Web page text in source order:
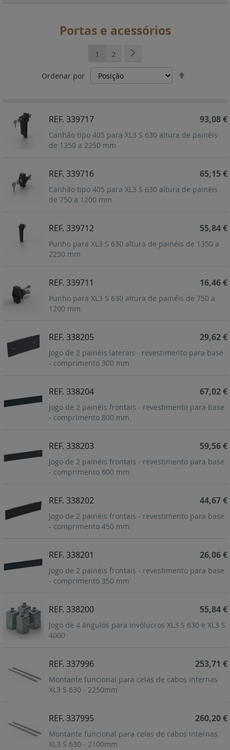
Portas e acessórios
Está de momento a ler a página
1 Página
2
Ordenar por
REF. 339717
Canhão tipo 405 para XL3 S 630 altura de painéis
de 1350 a 2250 mm
93,08 €
REF. 339716
Canhão tipo 405 para XL3 S 630 altura de painéis
de 750 a 1200 mm
65,15 €
REF. 339712
Punho para XL3 S 630 altura de painéis de 1350 a
2250 mm
55,84 €
REF. 339711
Punho para XL3 S 630 altura de painéis de 750 a
1200 mm
16,46 €
REF. 338205
Jogo de 2 painéis laterais - revestimento para base
- comprimento 300 mm
29,62 €
REF. 338204
Jogo de 2 painéis frontais - revestimento para base
- comprimento 800 mm
67,02 €
REF. 338203
Jogo de 2 painéis frontais - revestimento para base
- comprimento 600 mm
59,56 €
REF. 338202
Jogo de 2 painéis frontais - revestimento para base
- comprimento 450 mm
44,67 €
REF. 338201
Jogo de 2 painéis frontais - revestimento para base
- comprimento 350 mm
26,06 €
REF. 338200
Jogo de 4 ângulos para invólucros XL3 S 630 e XL3 S
4000
55,84 €
REF. 337996
Montante funcional para celas de cabos internas
XL3 S 630 - 2250mm
253,71 €
REF. 337995
Montante funcional para celas de cabos internas
XL3 S 630 - 2100mm
260,20 €